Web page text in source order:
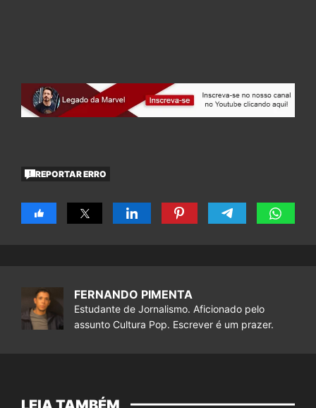
REPORTAR ERRO
FERNANDO PIMENTA
Estudante de Jornalismo. Aficionado pelo
assunto Cultura Pop. Escrever é um prazer.